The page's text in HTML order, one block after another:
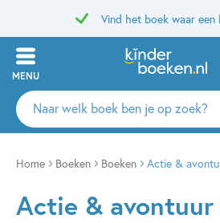
Vind het boek waar
MENU
Zoeken
naar
auteurs
uitgevers
Home Boeken Boeken Actie &
Actie & avontuur